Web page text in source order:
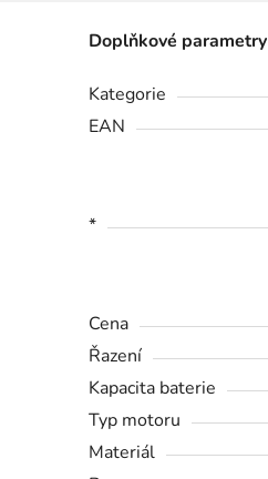
Doplňkové parametry
Kategorie
EAN
*
Cena
Řazení
Kapacita baterie
Typ motoru
Materiál